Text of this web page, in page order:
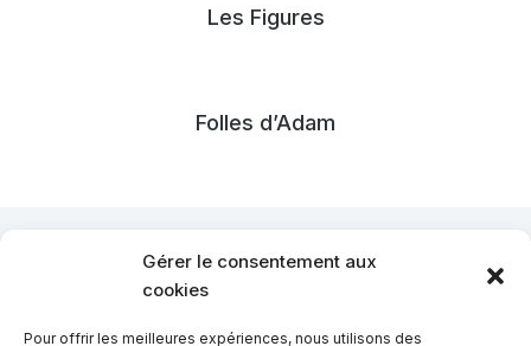
Gérer le consentement aux
cookies
Pour offrir les meilleures expériences, nous utilisons des
Les Figures
Folles d’Adam